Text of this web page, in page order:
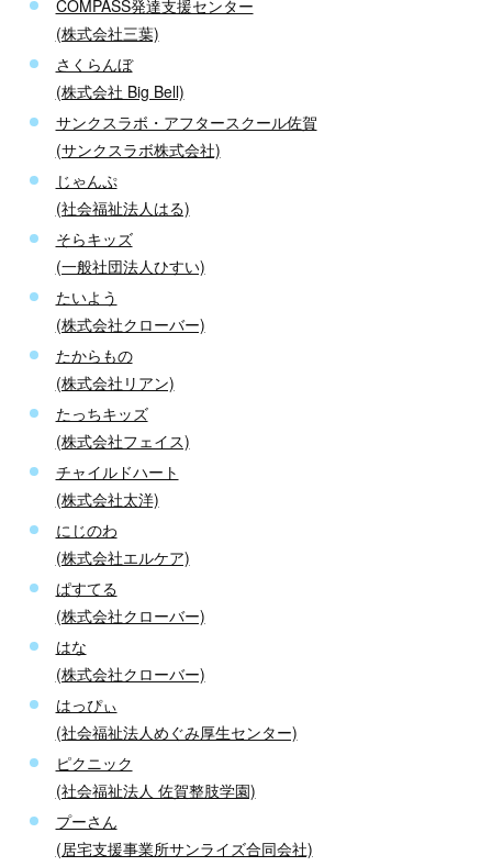
COMPASS発達支援センター
(株式会社三葉)
さくらんぼ
(株式会社 Big Bell)
サンクスラボ・アフタースクール佐賀
(サンクスラボ株式会社)
じゃんぷ
(社会福祉法人はる)
そらキッズ
(一般社団法人ひすい)
たいよう
(株式会社クローバー)
たからもの
(株式会社リアン)
たっちキッズ
(株式会社フェイス)
チャイルドハート
(株式会社太洋)
にじのわ
(株式会社エルケア)
ぱすてる
(株式会社クローバー)
はな
(株式会社クローバー)
はっぴぃ
(社会福祉法人めぐみ厚生センター)
ピクニック
(社会福祉法人 佐賀整肢学園)
プーさん
(居宅支援事業所サンライズ合同会社)